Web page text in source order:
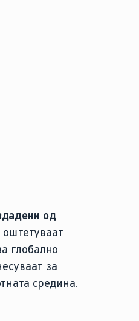
од
оштетуваат
глобално
за
средина.